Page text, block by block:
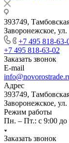
393749,
Заворонежское,
+7 495 818-63-
+7 495 818-63-02
Заказать звонок
E-mail
Адрес
393749,
Заворонежское,
Режим работы
Пн. – Пт.: с 9:00 до
Заказать звонок